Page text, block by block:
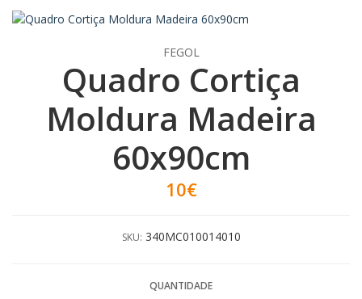
FEGOL
Quadro Cortiça
Moldura Madeira
60x90cm
10€
SKU: 340MC010014010
QUANTIDADE